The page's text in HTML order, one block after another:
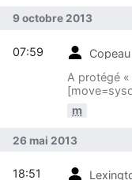
9 octobre 2013
Copeau
A protégé
m
07:59
26 mai 2013
18:51